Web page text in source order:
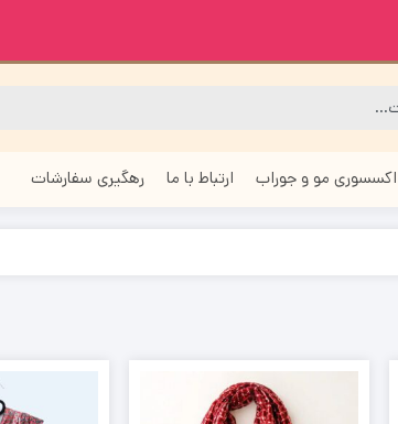
اکسسوری مو و جوراب ارتباط با ما رهگیری سفارشات